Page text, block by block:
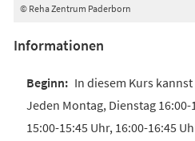
© Reha Zentrum Paderborn
Informationen
In diesem Kurs
Jeden Montag, Dienstag
15:00-15:45 Uhr, 16:00-16:45